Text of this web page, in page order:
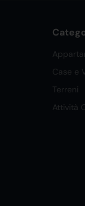
Case e
Terreni
Attività